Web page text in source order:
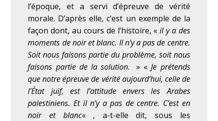
l’époque, et a servi d’épreuve de vérité
morale. D’après elle, c’est un exemple de la
façon dont, au cours de l’histoire, «il y a des
moments de noir et blanc. Il n’y a pas de centre.
Soit nous faisons partie du problème, soit nous
faisons partie de la solution. » «Je prétends
que notre épreuve de vérité aujourd’hui, celle de
l’État juif, est l’attitude envers les Arabes
palestiniens. Et il n’y a pas de centre. C’est en
noir et blanc« , a-t-elle dit, sous les